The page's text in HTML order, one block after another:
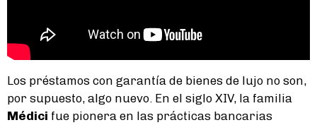
Los préstamos con garantía de bienes de lujo no son,
por supuesto, algo nuevo. En el siglo XIV, la familia
Médici fue pionera en las prácticas bancarias